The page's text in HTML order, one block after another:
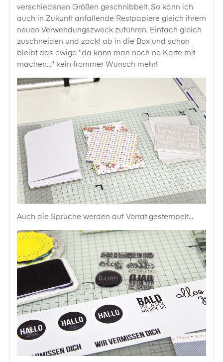
verschiedenen Größen geschnibbelt. So kann ich
auch in Zukunft anfallende Restpapiere gleich ihrem
neuen Verwendungszweck zuführen. Einfach gleich
zuschneiden und zack! ab in die Box und schon
bleibt das ewige "da kann man noch ne Karte mit
machen..." kein frommer Wunsch mehr!
Auch die Sprüche werden auf Vorrat gestempelt...